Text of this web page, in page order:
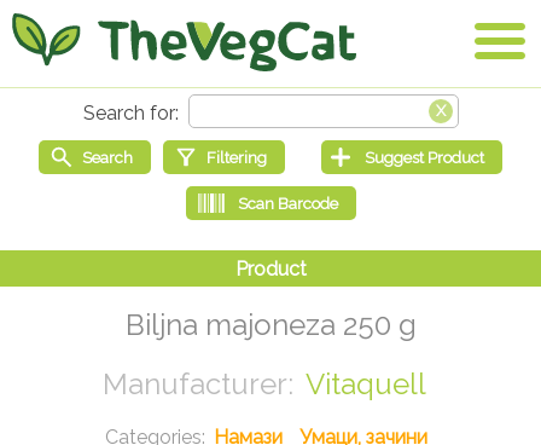
Biljna majoneza 250 g
Vitaquell
Намази Умаци, зачини